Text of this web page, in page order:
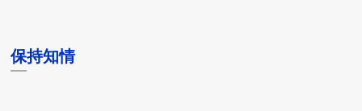
保持知情